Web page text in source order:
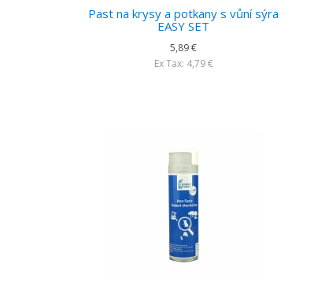
Past na krysy a potkany s vůní sýra
EASY SET
5,89 €
Ex Tax: 4,79 €